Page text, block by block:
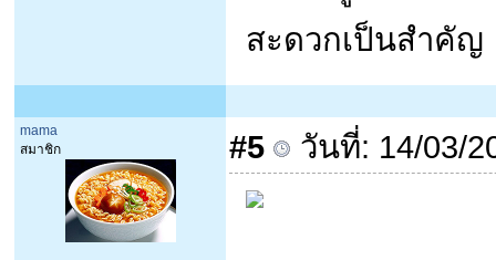
สะดวกเป็นสำคัญ
mama
สมาชิก
#5 วันที่: 14/03/